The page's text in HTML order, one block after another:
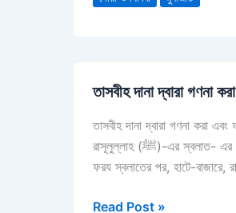
প্রতি
তাসবীহ দানা দ্বারা গণনা
তাসবীহ দানা দ্বারা গণনা করা
রাসূলুল্লাহ (ﷺ)-এর স্বলাত- এর অংশবিশেষ শায়খ মুযাফফর বিন মুহসিন সমাজে তাসবীহ দানা দিয়ে যিকির করার প্রচলন ব্যাপক আকার ধারণ করেছে।
ফরয স্বলাতের পর, হাটে-বাজারে,
দানা
গণনা
করা
এবং
Read Post »